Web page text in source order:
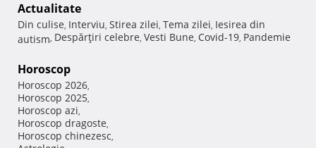
Actualitate
Din culise, Interviu, Stirea zilei, Tema zilei, Iesirea din
autism, Despărţiri celebre, Vesti Bune, Covid-19, Pandemie
Horoscop
Horoscop 2026,
Horoscop 2025,
Horoscop azi,
Horoscop dragoste,
Horoscop chinezesc,